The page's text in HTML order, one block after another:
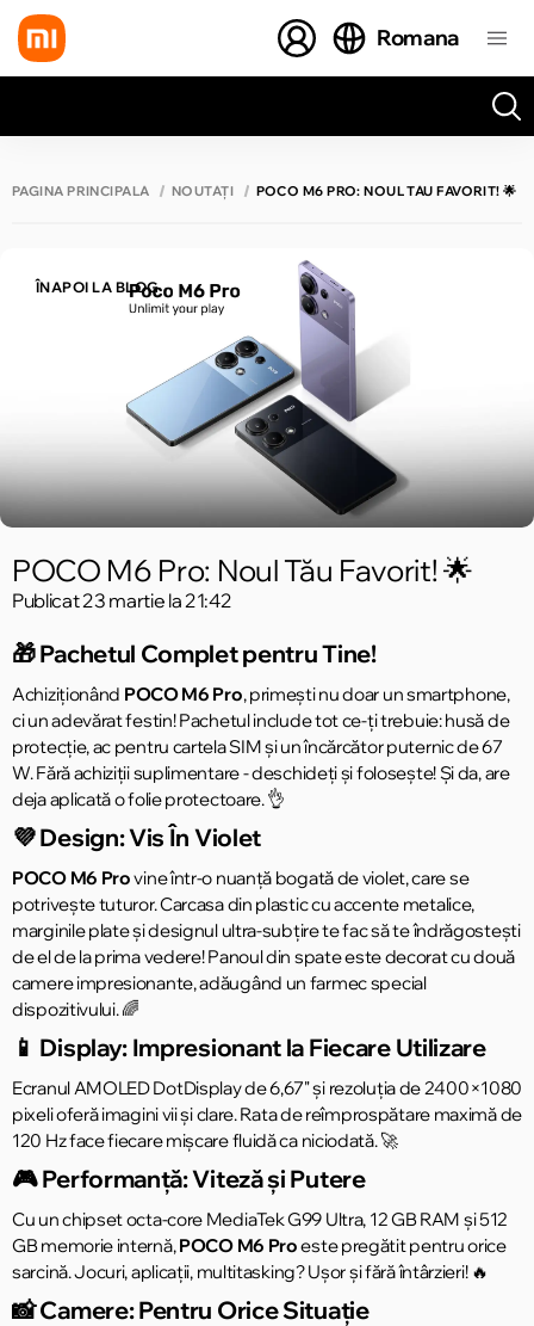
Romana
PAGINA PRINCIPALĂ NOUTĂȚI POCO M6 PRO: NOUL TĂU FAVORIT! 🌟
ÎNAPOI LA BLOG
POCO M6 Pro: Noul Tău Favorit! 🌟
Publicat23 martie la 21:42
🎁 Pachetul Complet pentru Tine!
Achiziționând POCO M6 Pro, primești nu doar un smartphone,
ci un adevărat festin! Pachetul include tot ce-ți trebuie: husă de
protecție, ac pentru cartela SIM și un încărcător puternic de 67
W. Fără achiziții suplimentare - deschideți și folosește! Și da, are
deja aplicată o folie protectoare. 👌
💜 Design: Vis În Violet
POCO M6 Provine într-o nuanță bogată de violet, care se
potrivește tuturor. Carcasa din plastic cu accente metalice,
marginile plate și designul ultra-subțire te fac să te îndrăgostești
de el de la prima vedere! Panoul din spate este decorat cu două
camere impresionante, adăugând un farmec special
dispozitivului. 🌈
📱 Display: Impresionant la Fiecare Utilizare
Ecranul AMOLED DotDisplay de 6,67" și rezoluția de 2400×1080
pixeli oferă imagini vii și clare. Rata de reîmprospătare maximă de
120 Hz face fiecare mișcare fluidă ca niciodată. 🚀
🎮 Performanță: Viteză și Putere
Cu un chipset octa-core MediaTek G99 Ultra, 12 GB RAM și 512
GB memorie internă,POCO M6 Proeste pregătit pentru orice
sarcină. Jocuri, aplicații, multitasking? Ușor și fără întârzieri! 🔥
📸 Camere: Pentru Orice Situație